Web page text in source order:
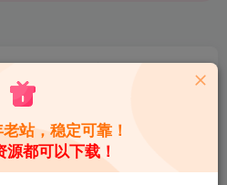
关注
0 4.7W+ 8.6W+
站，稳定可靠！
都可以下载！